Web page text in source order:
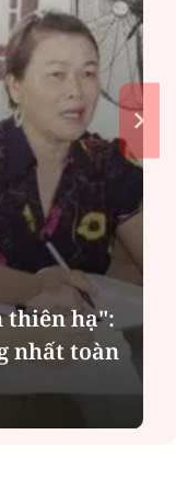
từ trụ